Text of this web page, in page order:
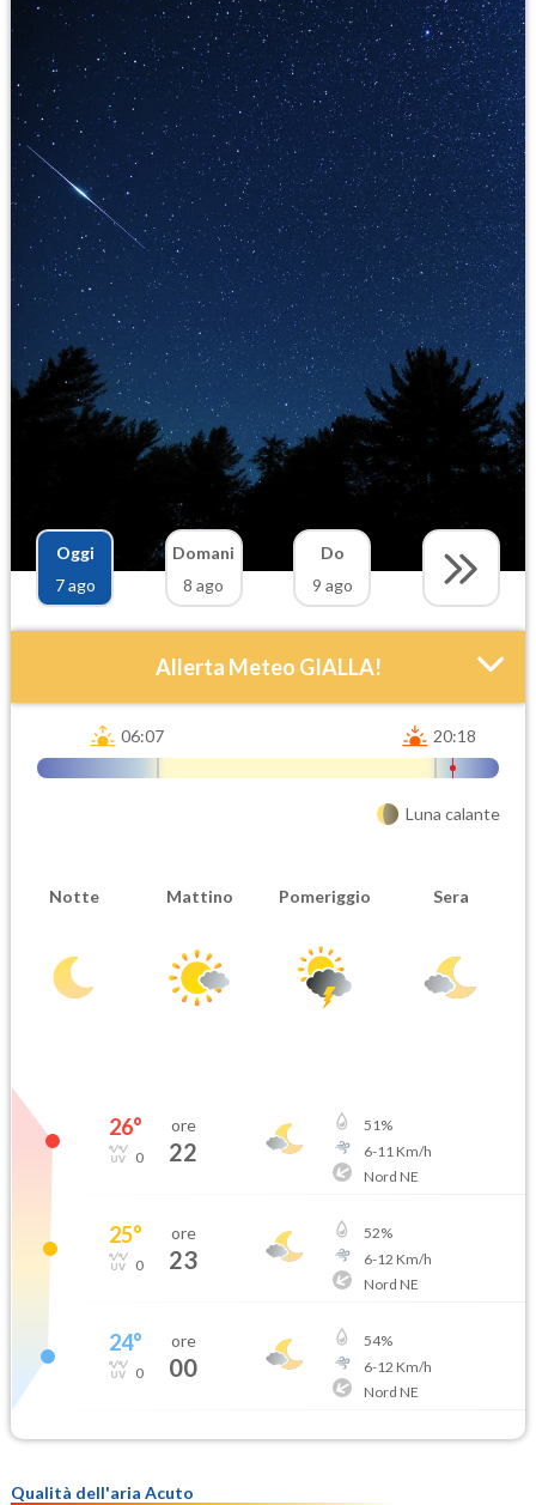
Oggi
7 ago
Domani
8 ago
Do
9 ago
Allerta Meteo GIALLA!
Orario inizio
Ora fine
08-07T
06:07 20:18
Luna calante
Notte Mattino Pomeriggio Sera
26°
0
ore
22
51%
6-11 Km/h
Nord NE
25°
0
ore
23
52%
6-12 Km/h
Nord NE
24°
0
ore
00
54%
6-12 Km/h
Nord NE
Qualità dell'aria Acuto